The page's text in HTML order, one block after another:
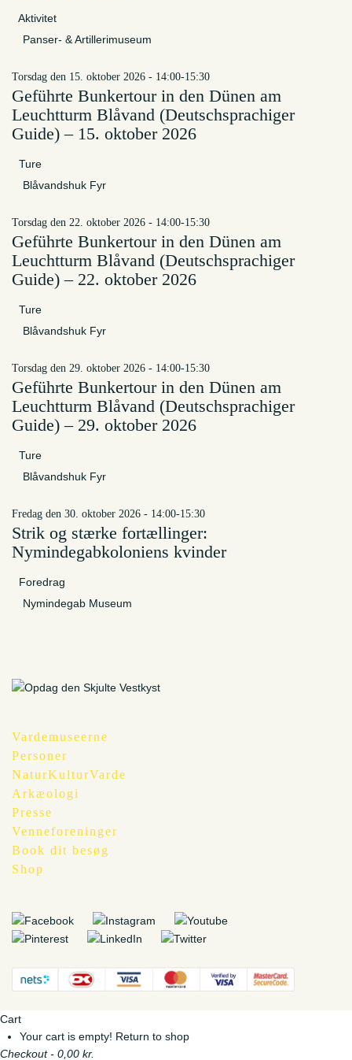
Aktivitet
Panser- & Artillerimuseum
torsdag den 15. oktober 2026 - 14:00-15:30
Geführte Bunkertour in den Dünen am
Leuchtturm Blåvand (Deutschsprachiger
Guide) – 15. oktober 2026
Ture
Blåvandshuk Fyr
torsdag den 22. oktober 2026 - 14:00-15:30
Geführte Bunkertour in den Dünen am
Leuchtturm Blåvand (Deutschsprachiger
Guide) – 22. oktober 2026
Ture
Blåvandshuk Fyr
torsdag den 29. oktober 2026 - 14:00-15:30
Geführte Bunkertour in den Dünen am
Leuchtturm Blåvand (Deutschsprachiger
Guide) – 29. oktober 2026
Ture
Blåvandshuk Fyr
fredag den 30. oktober 2026 - 14:00-15:30
Strik og stærke fortællinger:
Nymindegabkoloniens kvinder
Foredrag
Nymindegab Museum
Vardemuseerne
Personer
NaturKulturVarde
Arkæologi
Presse
Venneforeninger
Book dit besøg
Shop
Cart
Your cart is empty! Return to shop
Checkout - 0,00 kr.